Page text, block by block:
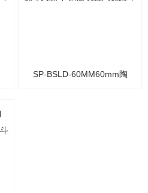
SP-BSLD-60MM60mm陶